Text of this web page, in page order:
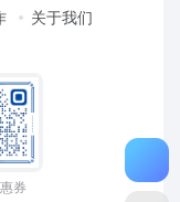
关于我们
券